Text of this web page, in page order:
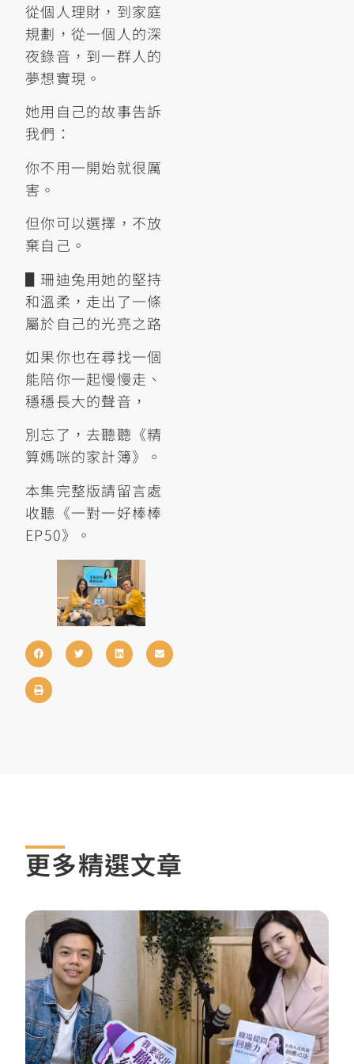
從個人理財，到家庭
規劃，從一個人的深
夜錄音，到一群人的
夢想實現。
她用自己的故事告訴
我們：
你不用一開始就很厲
害。
但你可以選擇，不放
棄自己。
▋珊迪兔用她的堅持
和溫柔，走出了一條
屬於自己的光亮之路
如果你也在尋找一個
能陪你一起慢慢走、
穩穩長大的聲音，
別忘了，去聽聽《精
算媽咪的家計簿》。
本集完整版請留言處
收聽《一對一好棒棒
EP50》。
更多精選文章